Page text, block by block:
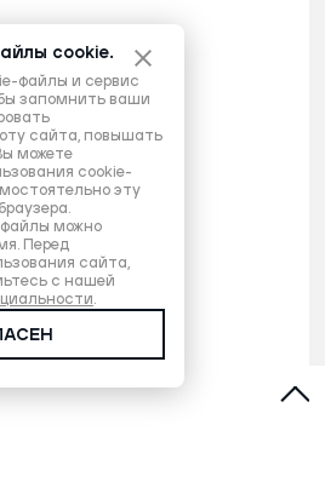
cookie.
файлы и сервис
запомнить ваши
сайта, повышать
можете
cookie-
эту
можно
Перед
сайта,
с нашей
.